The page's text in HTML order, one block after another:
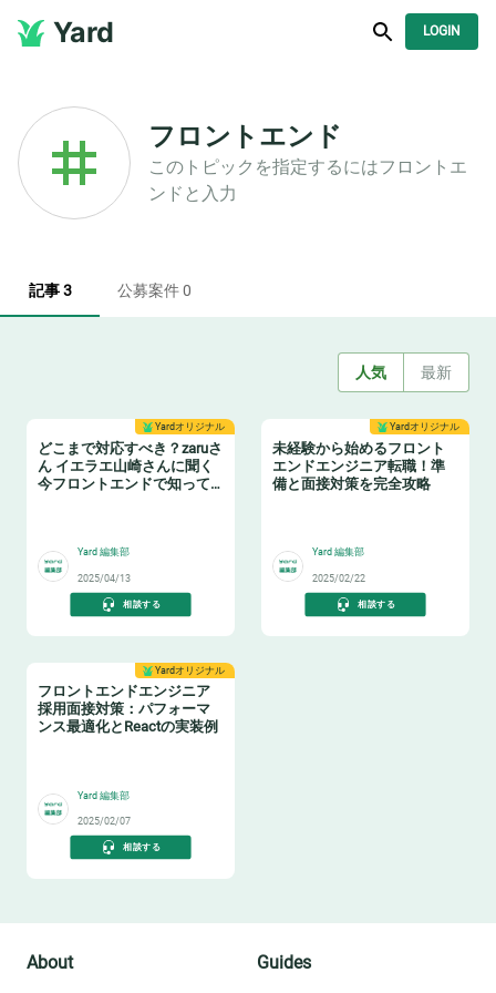
Yard LOGIN
フロントエンド
このトピックを指定するにはフロントエ
ンド と入力
記事 3 公募案件 0
人気 最新
Yardオリジナル
どこまで対応すべき？zaruさ
ん イエラエ山崎さんに聞く
今フロントエンドで知って
Yard 編集部
2025/04/13
相談する
Yardオリジナル
未経験から始めるフロント
エンドエンジニア転職！準
備と面接対策を完全攻略
Yard 編集部
2025/02/22
相談する
Yardオリジナル
フロントエンドエンジニア
採用面接対策：パフォーマ
ンス最適化とReactの実装例
Yard 編集部
2025/02/07
相談する
About Guides